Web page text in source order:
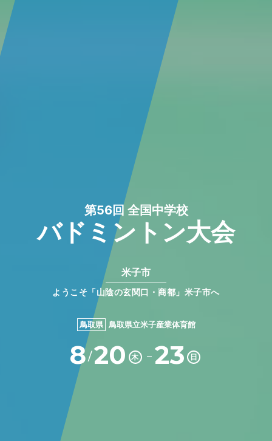
第56回 全国中学校
バドミントン大会
米子市
ようこそ「山陰の玄関口・商都」米子市へ
鳥取県 鳥取県立米子産業体育館
8/20 木 － 23 日